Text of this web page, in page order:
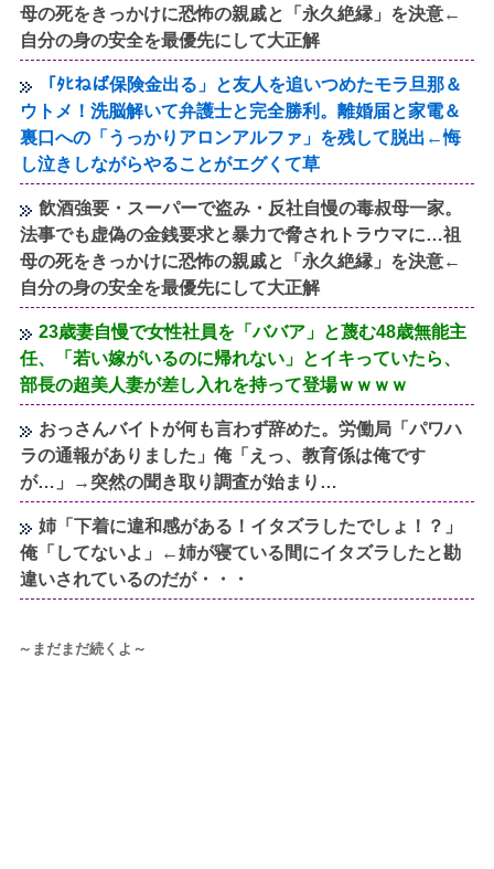
母の死をきっかけに恐怖の親戚と「永久絶縁」を決意←
自分の身の安全を最優先にして大正解
「ﾀﾋねば保険金出る」と友人を追いつめたモラ旦那＆
ウトメ！洗脳解いて弁護士と完全勝利。離婚届と家電＆
裏口への「うっかりアロンアルファ」を残して脱出←悔
し泣きしながらやることがエグくて草
飲酒強要・スーパーで盗み・反社自慢の毒叔母一家。
法事でも虚偽の金銭要求と暴力で脅されトラウマに…祖
母の死をきっかけに恐怖の親戚と「永久絶縁」を決意←
自分の身の安全を最優先にして大正解
23歳妻自慢で女性社員を「ババア」と蔑む48歳無能主
任、「若い嫁がいるのに帰れない」とイキっていたら、
部長の超美人妻が差し入れを持って登場ｗｗｗｗ
おっさんバイトが何も言わず辞めた。労働局「パワハ
ラの通報がありました」俺「えっ、教育係は俺です
が…」→突然の聞き取り調査が始まり…
姉「下着に違和感がある！イタズラしたでしょ！？」
俺「してないよ」←姉が寝ている間にイタズラしたと勘
違いされているのだが・・・
～まだまだ続くよ～